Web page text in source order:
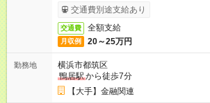
交通費別途支給あり
交通費 全額支給
月収例 20～25万円
勤務地
横浜市都筑区
鴨居駅から徒歩7分
【大手】金融関連